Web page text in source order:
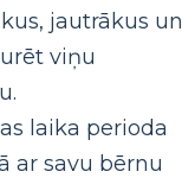
jautrākus un
viņu
laika perioda
ar savu bērnu